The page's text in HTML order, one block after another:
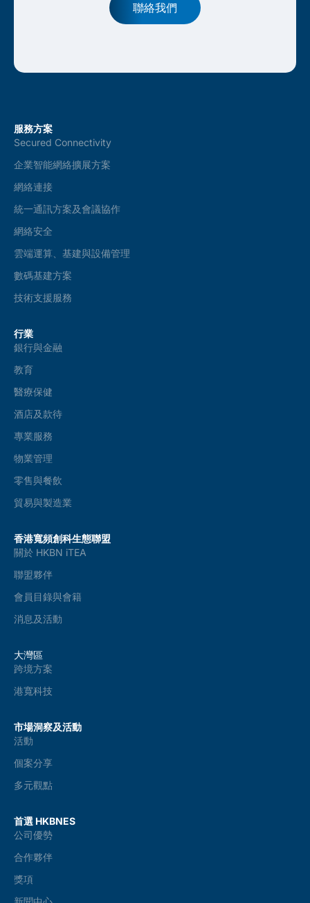
聯絡我們
服務方案
Secured Connectivity
企業智能網絡擴展方案
網絡連接
統一通訊方案及會議協作
網絡安全
雲端運算、基建與設備管理
數碼基建方案
技術支援服務
行業
銀行與金融
教育
醫療保健
酒店及款待
專業服務
物業管理
零售與餐飲
貿易與製造業
香港寬頻創科生態聯盟
關於 HKBN iTEA
聯盟夥伴
會員目錄與會籍
消息及活動
大灣區
跨境方案
港寬科技
市場洞察及活動
活動
個案分享
多元觀點
首選 HKBNES
公司優勢
合作夥伴
獎項